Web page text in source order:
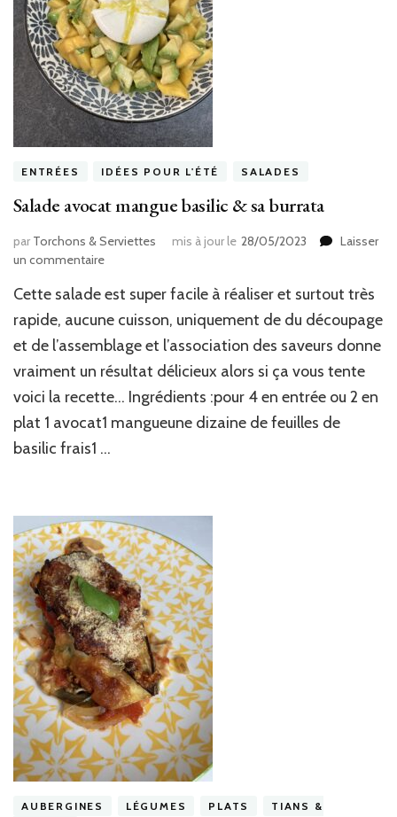
ENTRÉES IDÉES POUR L'ÉTÉ SALADES
Salade avocat mangue basilic & sa burrata
par Torchons & Serviettes mis à jour le 28/05/2023
Laisser
un commentairesur
avocat
mangue
&
sa
burrata
Cette salade est super facile à réaliser et surtout très
rapide, aucune cuisson, uniquement de du découpage
et de l’assemblage et l’association des saveurs donne
vraiment un résultat délicieux alors si ça vous tente
voici la recette… Ingrédients :pour 4 en entrée ou 2 en
plat 1 avocat1 mangueune dizaine de feuilles de
basilic frais1 …
AUBERGINES LÉGUMES PLATS
TIANS &